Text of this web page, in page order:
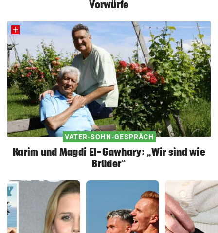
Vorwürfe
VATER-SOHN-GESPRÄCH
Karim und Magdi El-Gawhary: „Wir sind wie
Brüder“